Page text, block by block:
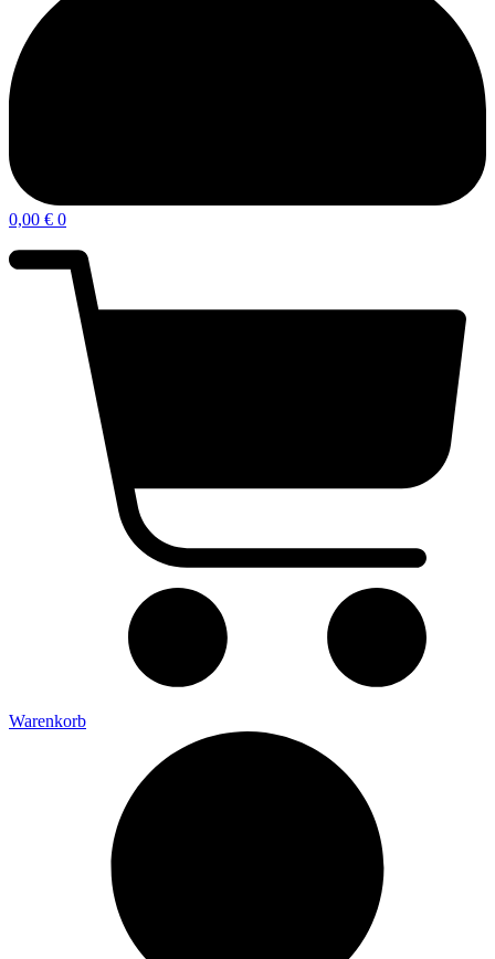
0,00 € 0
Warenkorb